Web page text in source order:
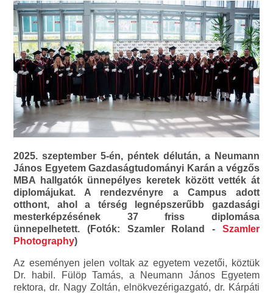
2025. szeptember 5-én, péntek délután, a Neumann
János Egyetem Gazdaságtudományi Karán a végzős
MBA hallgatók ünnepélyes keretek között vették át
diplomájukat. A rendezvényre a Campus adott
otthont, ahol a térség legnépszerűbb gazdasági
mesterképzésének 37 friss diplomása
ünnepelhetett. (Fotók: Szamler Roland - Szamler
Photography)
Az eseményen jelen voltak az egyetem vezetői, köztük
Dr. habil. Fülöp Tamás, a Neumann János Egyetem
rektora, dr. Nagy Zoltán, elnökvezérigazgató, dr. Kárpáti